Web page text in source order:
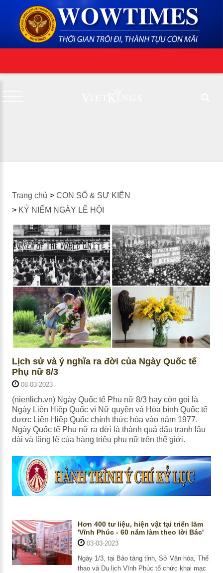
Trang chủ > CON SỐ & SỰ KIỆN
> KỶ NIỂM NGÀY LỄ HỘI
Lịch sử và ý nghĩa ra đời của Ngày Quốc tế
Phụ nữ 8/3
08-03-2023
(nienlich.vn) Ngày Quốc tế Phụ nữ 8/3 hay còn gọi là
Ngày Liên Hiệp Quốc vì Nữ quyền và Hòa bình Quốc tế
được Liên Hiệp Quốc chính thức hóa vào năm 1977.
Ngày Quốc tế Phụ nữ ra đời là thành quả đấu tranh lâu
dài và lặng lẽ của hàng triệu phụ nữ trên thế giới.
Hơn 400 tư liệu, hiện vật tại triển lãm
'Vĩnh Phúc - 60 năm làm theo lời Bác'
03-03-2023
Ngày 1/3, tại Bảo tàng tỉnh, Sở Văn hóa, Thể
thao và Du lịch Vĩnh Phúc tổ chức khai mạc